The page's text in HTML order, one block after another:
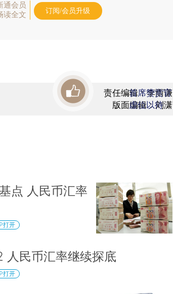
通会员
读全文
订阅/会员升级
责任编辑：李雨谦
版面编辑：刘潇
首席赞赏官
虚位以待
点 人民币汇率
打开
人民币汇率继续探底
打开